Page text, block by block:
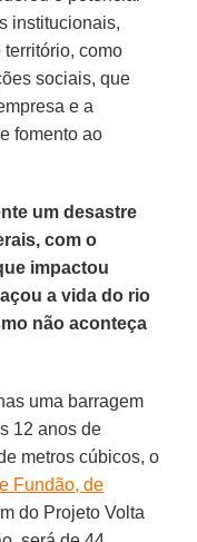
institucionais,
como
sociais, que
e a
fomento ao
um desastre
com o
impactou
a vida do rio
não aconteça
uma barragem
12 anos de
metros cúbicos, o
Fundão, de
do Projeto Volta